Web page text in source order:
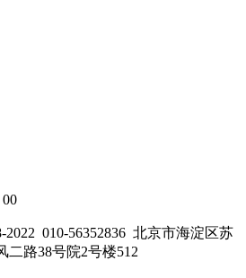
2022 010-56352836 北京市海淀区苏
二路38号院2号楼512